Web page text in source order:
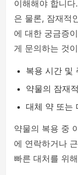
이해해야 합니
은 물론, 잠재적
에 대한 궁금증
게 문의하는 것
복용 시간 및
약물의 잠재
대체 약 또는
약물의 복용 중
에 연락하거나
빠른 대처를 위